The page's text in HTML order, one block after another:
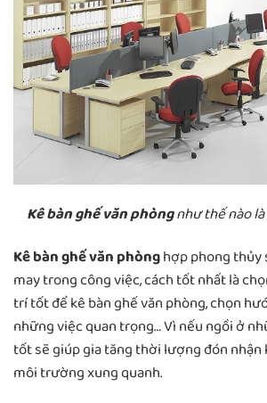
Kê bàn ghế văn phòngnhư thế nào
Kê bàn ghế văn phònghợp phong thủy
may trong công việc, cách tốt nhất là
trí tốt để kê bàn ghế văn phòng, chọn
những việc quan trọng… Vì nếu ngồi ở
tốt sẽ giúp gia tăng thời lượng đón
môi trường xung quanh.